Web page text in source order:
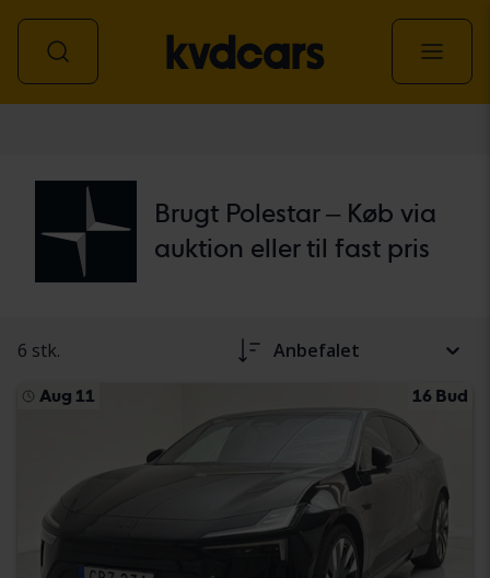
Brugt Polestar – Køb via
auktion eller til fast pris
6 stk. Anbefalet
Aug 11 16 Bud